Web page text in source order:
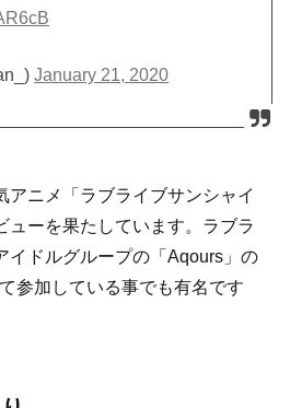
January 21, 2020
アニメ「ラブライブサンシャイ
ューを果たしています。ラブラ
イドルグループの「Aqours」の
参加している事でも有名です